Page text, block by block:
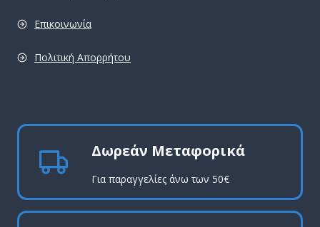
Επικοινωνία
Πολιτική Απορρήτου
Δωρεάν Μεταφορικά
Για παραγγελίες άνω των 50€